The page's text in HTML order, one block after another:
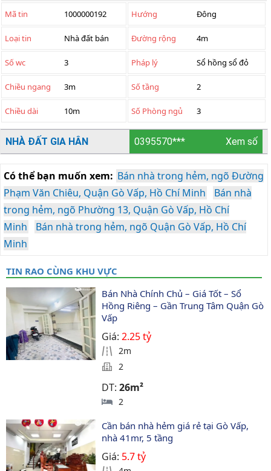
Mã tin 1000000192 Hướng Đông
Loại tin Nhà đất bán Đường rộng 4m
Số wc 3 Pháp lý Sổ hồng sổ đỏ
Chiều ngang 3m Số tầng 2
Chiều dài 10m Số Phòng ngủ 3
NHÀ ĐẤT GIA HÂN 0395570*** Xem số
Có thể bạn muốn xem: Bán nhà trong hẻm, ngõ Đường
Phạm Văn Chiêu, Quận Gò Vấp, Hồ Chí Minh
Bán nhà
trong hẻm, ngõ Phường 13, Quận Gò Vấp, Hồ Chí
Minh
Bán nhà trong hẻm, ngõ Quận Gò Vấp, Hồ Chí
Minh
TIN RAO CÙNG KHU VỰC
Bán Nhà Chính Chủ – Giá Tốt – Sổ
Hồng Riêng – Gần Trung Tâm Quận Gò
Vấp
Giá:2.25 tỷ
2m
2
DT:26m²
2
Cần bán nhà hẻm giá rẻ tại Gò Vấp,
nhà 41mr, 5 tầng
Giá: 5.7 tỷ